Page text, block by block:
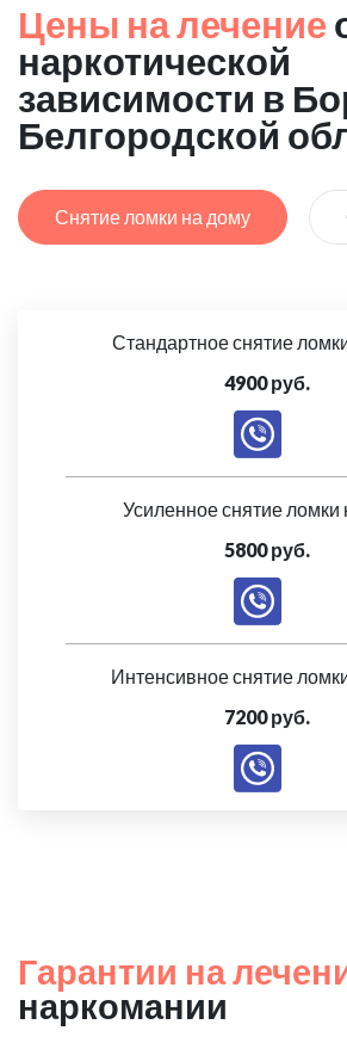
Цены на лечение
наркотической
зависимости в
Белгородской
Снятие ломки на дому
Стандартное снятие
4900 руб.
Усиленное снятие ломки
5800 руб.
Интенсивное снятие
7200 руб.
Гарантии на
наркомании